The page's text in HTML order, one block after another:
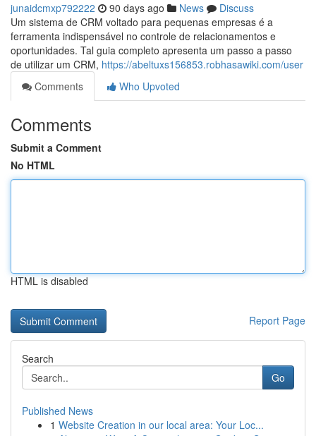
junaidcmxp792222 90 days ago News
Discuss
Um sistema de CRM voltado para pequenas empresas é a
ferramenta indispensável no controle de relacionamentos e
oportunidades. Tal guia completo apresenta um passo a passo
de utilizar um CRM, https://abeltuxs156853.robhasawiki.com/user
Comments
Who Upvoted
Comments
Submit a Comment
No HTML
HTML is disabled
Report Page
Search
Go
Published News
1 Website Creation in our local area: Your Loc...